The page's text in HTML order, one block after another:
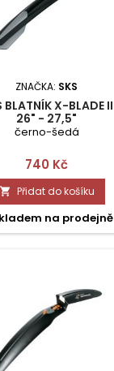
ZNAČKA: SKS
BLATNÍK X-BLADE II
26" - 27,5"
černo-šedá
Cena
740 Kč
 Přidat do košíku
na prodejně